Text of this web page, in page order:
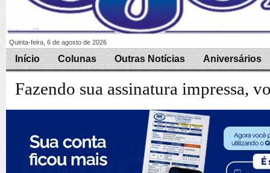
Quinta-feira, 6 de agosto de 2026
Início Colunas Outras Notícias Aniversários
Fazendo sua assinatura impressa,